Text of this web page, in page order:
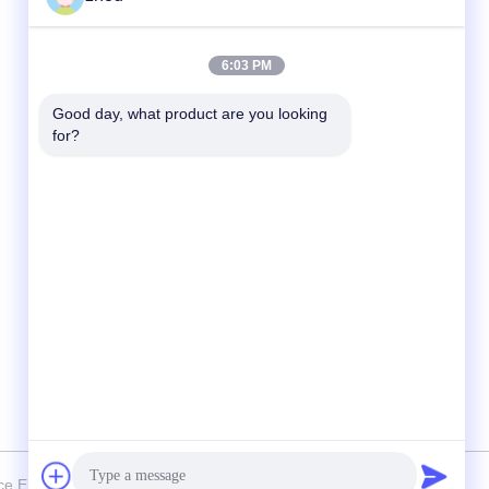
Schneller Kontakt
Tel.
Environmental Technology CO,.LTD Alle Rechte vorbehalten.
6:03 PM
Good day, what product are you looking
for?